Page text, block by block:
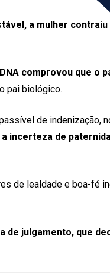
a mulher
comprovou que o
pai biológico.
de indenização,
incerteza de
de lealdade e boa-fé
julgamento, que